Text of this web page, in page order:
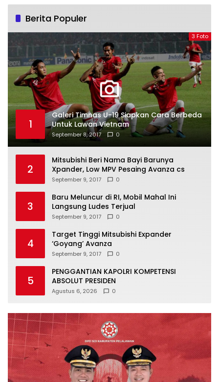
Berita Populer
3 Foto
1
Galeri Timnas U-19 Siapkan Cara Berbeda
Untuk Lawan Vietnam
September 8, 2017 0
2
Mitsubishi Beri Nama Bayi Barunya
Xpander, Low MPV Pesaing Avanza cs
September 9, 2017 0
3
Baru Meluncur di RI, Mobil Mahal Ini
Langsung Ludes Terjual
September 9, 2017 0
4
Target Tinggi Mitsubishi Expander
‘Goyang’ Avanza
September 9, 2017 0
5
PENGGANTIAN KAPOLRI KOMPETENSI
ABSOLUT PRESIDEN
Agustus 6, 2026 0